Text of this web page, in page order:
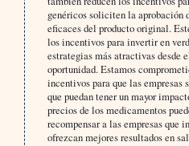
genéricos soliciten la aprobación
eficaces del producto original.
los incentivos para invertir en
estrategias más atractivas desde
oportunidad. Estamos
incentivos para que las empresas
que puedan tener un mayor
precios de los medicamentos
recompensar a las empresas que
ofrezcan mejores resultados en